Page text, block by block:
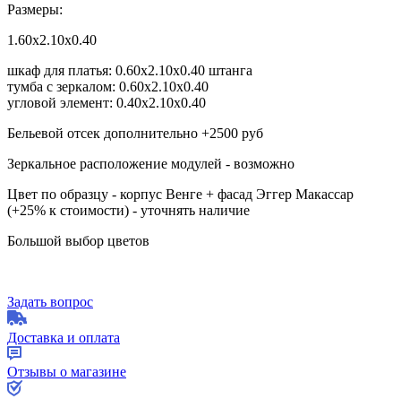
Размеры:
1.60х2.10х0.40
шкаф для платья: 0.60х2.10х0.40 штанга
тумба с зеркалом: 0.60х2.10х0.40
угловой элемент: 0.40х2.10х0.40
Бельевой отсек дополнительно +2500 руб
Зеркальное расположение модулей - возможно
Цвет по образцу - корпус Венге + фасад Эггер Макассар
(+25% к стоимости) - уточнять наличие
Большой выбор цветов
Задать вопрос
Доставка и оплата
Отзывы о магазине